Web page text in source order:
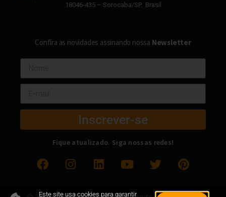
18046-435 – Sorocaba/SP. Brasil
Confira as novidades assinando nossa Newsletter
Inscrever-se
Fique atualizado. Siga nossas redes!
Este site usa cookies para garantir